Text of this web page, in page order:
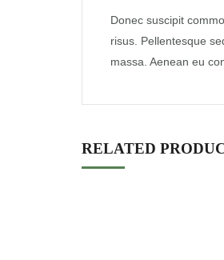
Donec suscipit
risus. Pellentesque
massa. Aenean eu
RELATED